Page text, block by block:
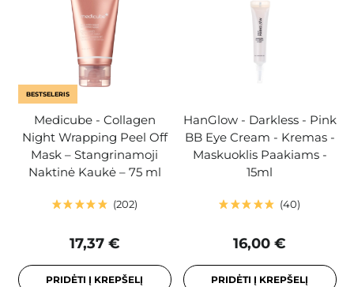
BESTSELERIS
Medicube - Collagen
Night Wrapping Peel Off
Mask – Stangrinamoji
Naktinė Kaukė – 75 ml
202
17,37 €
PRIDĖTI Į KREPŠELĮ
HanGlow - Darkless - Pink
BB Eye Cream - Kremas -
Maskuoklis Paakiams -
15ml
40
16,00 €
PRIDĖTI Į KREPŠELĮ